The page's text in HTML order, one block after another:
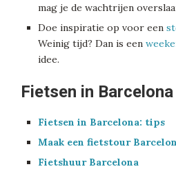
mag je de wachtrijen
Doe inspiratie op voor een
Weinig tijd? Dan is een
idee.
Fietsen in Barcelona
Fietsen in Barcelona: tips
Maak een fietstour
Fietshuur Barcelona